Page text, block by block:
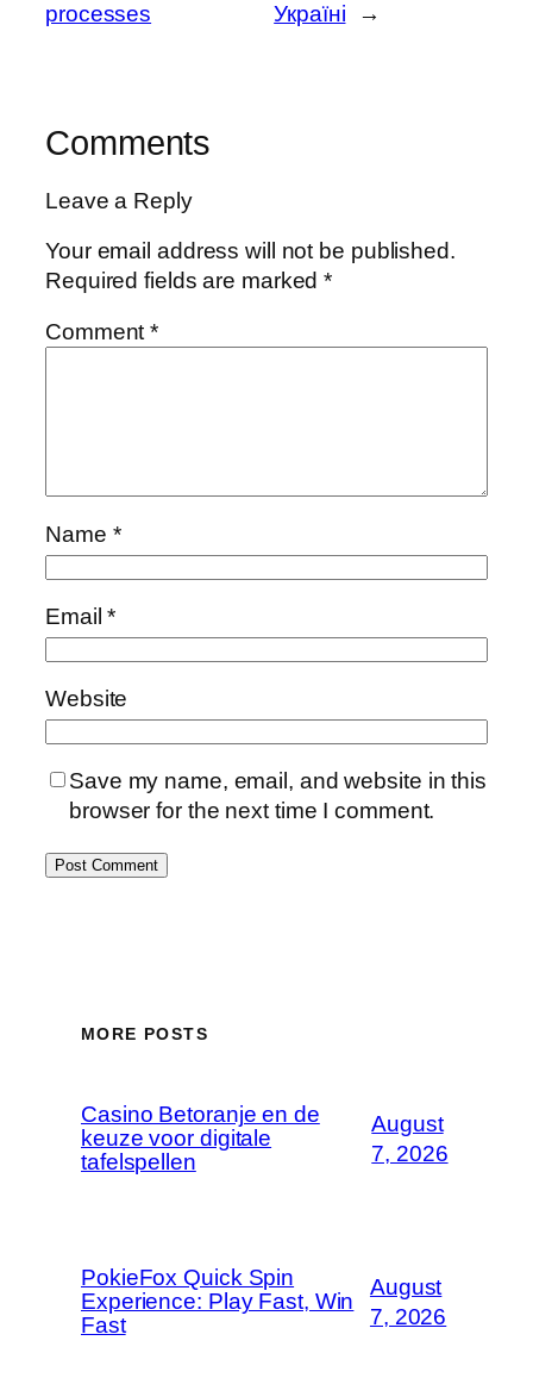
processes Україні →
Comments
Leave a Reply
Your email address will not be published.
Required fields are marked*
Comment*
Name *
Email*
Website
Save my name, email, and website in this
browser for the next time I comment.
MORE POSTS
Casino Betoranje en de
keuze voor digitale
tafelspellen
August
7, 2026
PokieFox Quick Spin
Experience: Play Fast, Win
Fast
August
7, 2026